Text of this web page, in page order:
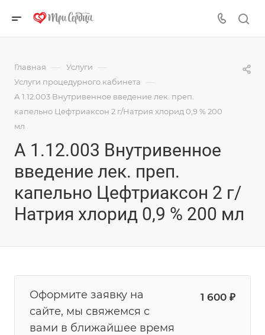
Главная — Услуги —
Услуги процедурного кабинета —
А 1.12.003 Внутривенное введение лек. преп.
капельно Цефтриаксон 2 г/Натрия хлорид 0,9 % 200
мл
А 1.12.003 Внутривенное
введение лек. преп.
капельно Цефтриаксон 2 г/
Натрия хлорид 0,9 % 200 мл
Оформите заявку на
сайте, мы свяжемся с
вами в ближайшее время
1 600 ₽